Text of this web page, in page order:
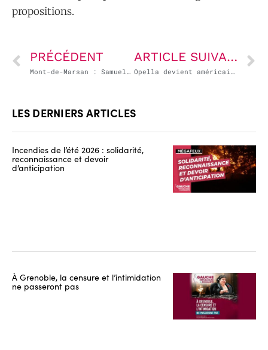
propositions.
PRÉCÉDENT
Mont-de-Marsan : Samuel Paty a désormais une place à son nom
ARTICLE SUIVANT
Opella devient américaine, mais était-elle française ?
LES DERNIERS ARTICLES
Incendies de l’été 2026 : solidarité,
reconnaissance et devoir
d’anticipation
À Grenoble, la censure et l’intimidation
ne passeront pas